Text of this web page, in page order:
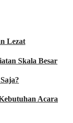
Lezat
Skala Besar
Acara